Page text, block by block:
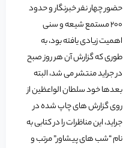
حضور چهار نفر خبرنگار و حدود
200 مستمع شیعه و سنی
اهمیت زیادی یافته بود، به
طوری که گزارش آن هر روز صبح
در جراید منتشر می شد، البته
بعدها خود سلطان الواعظین از
روی گزارش های چاپ شده در
جراید، این مناظرات را در کتابی به
نام “شب های پیشاور” مرتب و